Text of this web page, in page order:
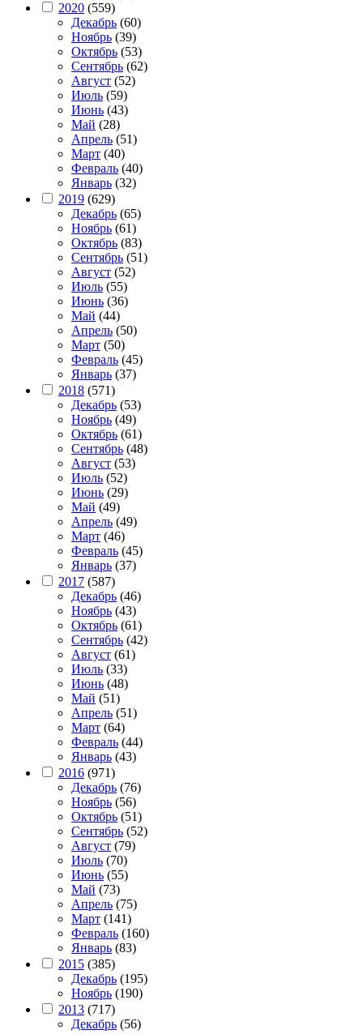
2020 (559)
Декабрь (60)
Ноябрь (39)
Октябрь (53)
Сентябрь (62)
Август (52)
Июль (59)
Июнь (43)
Май (28)
Апрель (51)
Март (40)
Февраль (40)
Январь (32)
2019 (629)
Декабрь (65)
Ноябрь (61)
Октябрь (83)
Сентябрь (51)
Август (52)
Июль (55)
Июнь (36)
Май (44)
Апрель (50)
Март (50)
Февраль (45)
Январь (37)
2018 (571)
Декабрь (53)
Ноябрь (49)
Октябрь (61)
Сентябрь (48)
Август (53)
Июль (52)
Июнь (29)
Май (49)
Апрель (49)
Март (46)
Февраль (45)
Январь (37)
2017 (587)
Декабрь (46)
Ноябрь (43)
Октябрь (61)
Сентябрь (42)
Август (61)
Июль (33)
Июнь (48)
Май (51)
Апрель (51)
Март (64)
Февраль (44)
Январь (43)
2016 (971)
Декабрь (76)
Ноябрь (56)
Октябрь (51)
Сентябрь (52)
Август (79)
Июль (70)
Июнь (55)
Май (73)
Апрель (75)
Март (141)
Февраль (160)
Январь (83)
2015 (385)
Декабрь (195)
Ноябрь (190)
2013 (717)
Декабрь (56)